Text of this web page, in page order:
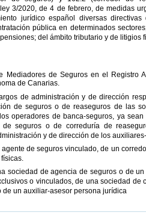
3/2020, de 4 de febrero, de medidas
jurídico español diversas
pública en determinados
del ámbito tributario y de litigios
Mediadores de Seguros en el Registro
de Canarias.
de administración y de dirección
de seguros o de reaseguros de las
operadores de banca-seguros, ya sean
de seguros o de correduría de
y de dirección de los
de seguros vinculado, de un
sociedad de agencia de seguros o de
o vinculados, de una sociedad de
de un auxiliar-asesor persona jurídica